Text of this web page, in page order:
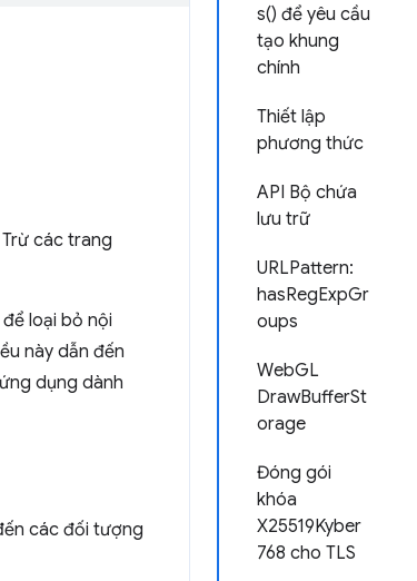
s() để yêu cầu
tạo khung
chính
Thiết lập
phương thức
API Bộ chứa
lưu trữ
URLPattern:
hasRegExpGr
oups
WebGL
DrawBufferSt
orage
Đóng gói
khóa
X25519Kyber
768 cho TLS
các trang
loại bỏ nội
này dẫn đến
dụng dành
các đối tượng